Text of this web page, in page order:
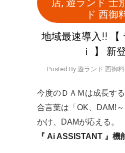
ド 西御
地域最速導入!! 【
ｉ 】 新
Posted By 遊ランド 西御
今度のＤＡＭは成長す
合言葉は「OK、DAM!
かけ、DAMが応える。
『 Ai ASSISTANT 』機